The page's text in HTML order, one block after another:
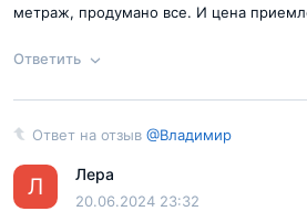
метраж, продумано все. И цена
Ответить
Ответ на отзыв @Владимир
Ответ на отзыв @Владимир
Л Лера
20.06.2024 23:32